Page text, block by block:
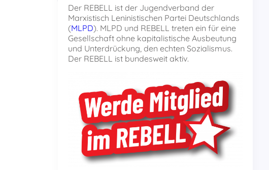
Der REBELL ist der Jugendverband der
Marxistisch Leninistischen Partei Deutschlands
(MLPD). MLPD und REBELL treten ein für eine
Gesellschaft ohne kapitalistische Ausbeutung
und Unterdrückung, den echten Sozialismus.
Der REBELL ist bundesweit aktiv.